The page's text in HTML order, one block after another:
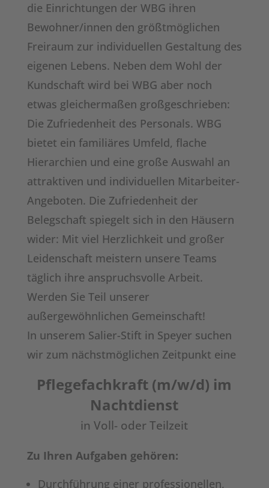
die Einrichtungen der WBG ihren
Bewohner/innen den größtmöglichen
Freiraum zur individuellen Gestaltung des
eigenen Lebens. Neben dem Wohl der
Kundschaft wird bei WBG aber noch
etwas gleichermaßen großgeschrieben:
Die Zufriedenheit des Personals. WBG
bietet ein familiäres Umfeld, flache
Hierarchien und eine große Auswahl an
attraktiven und individuellen Mitarbeiter-
Angeboten. Die Zufriedenheit der
Belegschaft spiegelt sich in den Häusern
wider: Mit viel Herzlichkeit und großer
Leidenschaft meistern unsere Teams
täglich ihre anspruchsvolle Arbeit.
Werden Sie Teil unserer
außergewöhnlichen Gemeinschaft!
In unserem Salier-Stift in Speyer suchen
wir zum nächstmöglichen Zeitpunkt eine
Pflegefachkraft (m/w/d) im
Nachtdienst
in Voll- oder Teilzeit
Zu Ihren Aufgaben gehören:
Durchführung einer professionellen,